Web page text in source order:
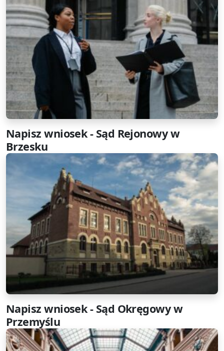
Napisz wniosek - Sąd Rejonowy w
Brzesku
Napisz wniosek - Sąd Okręgowy w
Przemyślu